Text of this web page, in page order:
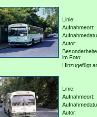
Linie:
Aufnahmeort:
Autor:
im Foto:
Hinzugefügt
Linie:
Aufnahmeort:
Autor: